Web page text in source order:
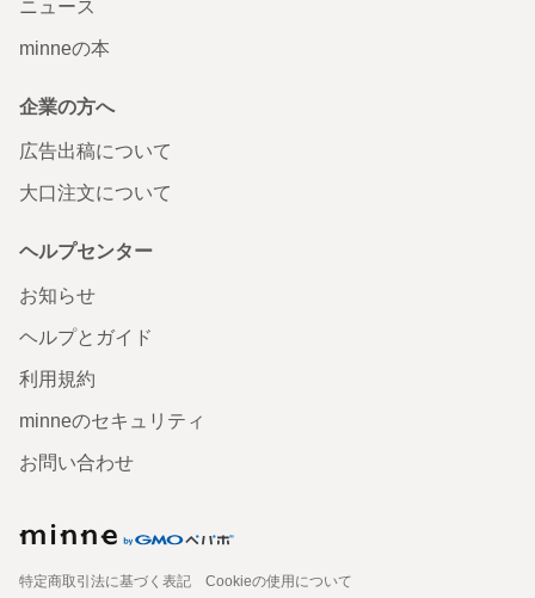
ニュース
minneの本
企業の方へ
広告出稿について
大口注文について
ヘルプセンター
お知らせ
ヘルプとガイド
利用規約
minneのセキュリティ
お問い合わせ
特定商取引法に基づく表記
Cookieの使用について